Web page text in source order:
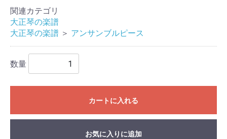
関連カテゴリ
大正琴の楽譜
大正琴の楽譜 ＞ アンサンブルピース
数量
カートに入れる
お気に入りに追加